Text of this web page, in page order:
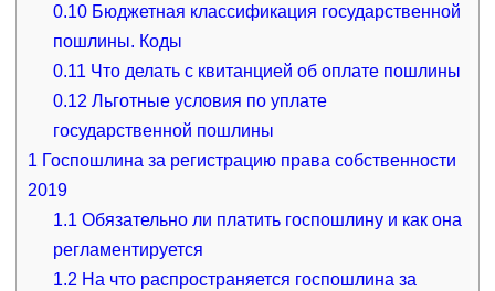
0.10 Бюджетная классификация государственной
пошлины. Коды
0.11 Что делать с квитанцией об оплате пошлины
0.12 Льготные условия по уплате
государственной пошлины
1 Госпошлина за регистрацию права собственности
2019
1.1 Обязательно ли платить госпошлину и как она
регламентируется
1.2 На что распространяется госпошлина за